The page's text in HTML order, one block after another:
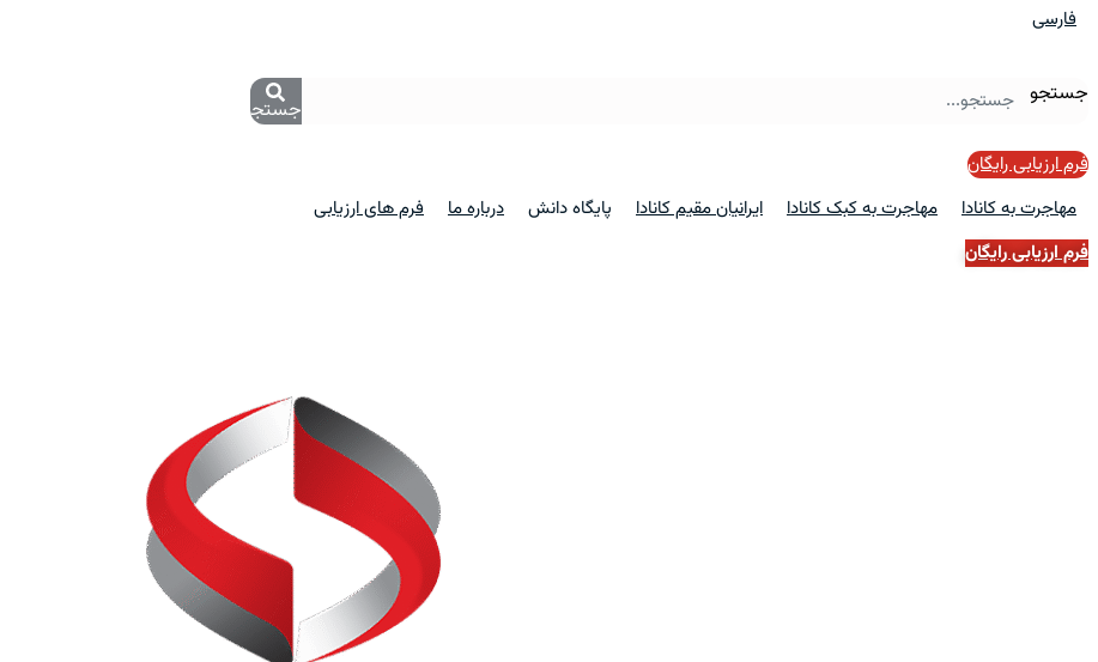
فارسی
جستجو
جستجو
فرم ارزیابی رایگان
مهاجرت به کانادا
مهاجرت به کبک کانادا ایرانیان مقیم کانادا پایگاه دانش درباره ما
فرم های ارزیابی
فرم ارزیابی رایگان